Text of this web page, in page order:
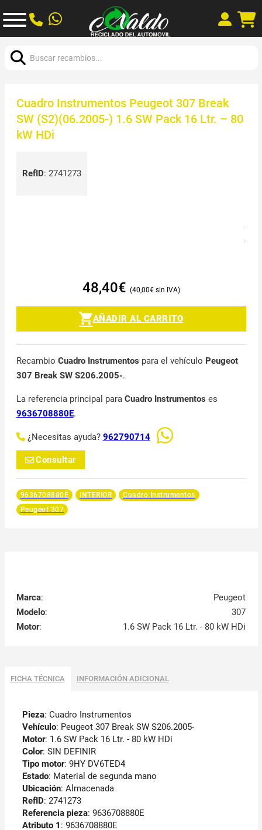
Cuadro Instrumentos Peugeot 307 Break
SW (S2)(06.2005-) 1.6 SW Pack 16 Ltr. – 80
kW HDi
RefID: 2741273
48,40€ 40,00€
AÑADIR AL CARRITO
Recambio Cuadro Instrumentos para el vehículo Peugeot
307 Break SW S206.2005-.
La referencia principal para Cuadro Instrumentos es
9636708880E.
¿Necesitas ayuda? 962790714
Consultar
9636708880E INTERIOR
Cuadro Instrumentos
Peugeot 307
Marca:
Peugeot
Modelo:
307
Motor: 1.6 SW Pack 16 Ltr. - 80 kW HDi
FICHA TÉCNICA INFORMACIÓN ADICIONAL
Pieza: Cuadro Instrumentos
Vehículo: Peugeot 307 Break SW S206.2005-
Motor: 1.6 SW Pack 16 Ltr. - 80 kW HDi
Color: SIN DEFINIR
Tipo motor: 9HY DV6TED4
Estado: Material de segunda mano
Ubicación: Almacenada
RefID: 2741273
Referencia pieza: 9636708880E
Atributo 1 : 9636708880E